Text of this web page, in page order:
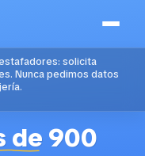
solicita
Nunca pedimos datos
de900